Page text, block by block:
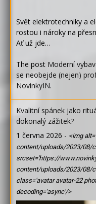
Svět elektrotechniky a
rostou i nároky na
Ať už jde…
The post Moderní
se neobejde (nejen)
NovinkyIN.
Kvalitní spánek jako
dokonalý zážitek?
1 června 2026 - <img
content/uploads/2023/08/
srcset='https://
content/uploads/2023/08/
class='avatar avatar-22
decoding='async'/>